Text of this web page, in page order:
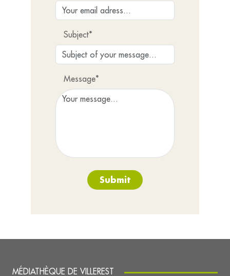
Subject*
Message*
Submit
MÉDIATHÈQUE DE VILLEREST